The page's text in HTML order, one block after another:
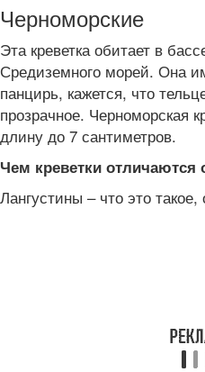
Черноморские
Эта креветка обитает в
Средиземного морей. Она
панцирь, кажется, что
прозрачное. Черноморская
длину до 7 сантиметров.
Чем креветки отличаются
Лангустины – что это